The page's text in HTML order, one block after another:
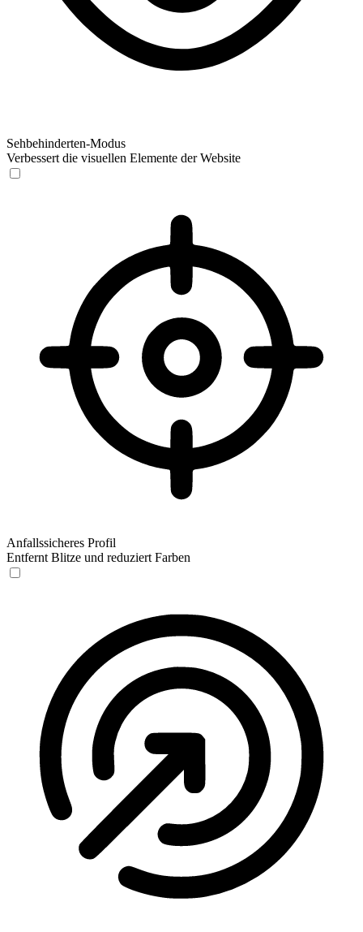
Sehbehinderten-Modus
Verbessert die visuellen Elemente der Website
Anfallssicheres Profil
Entfernt Blitze und reduziert Farben